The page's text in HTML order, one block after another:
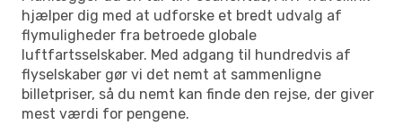
hjælper dig med at udforske et bredt udvalg af
flymuligheder fra betroede globale
luftfartsselskaber. Med adgang til hundredvis af
flyselskaber gør vi det nemt at sammenligne
billetpriser, så du nemt kan finde den rejse, der giver
mest værdi for pengene.